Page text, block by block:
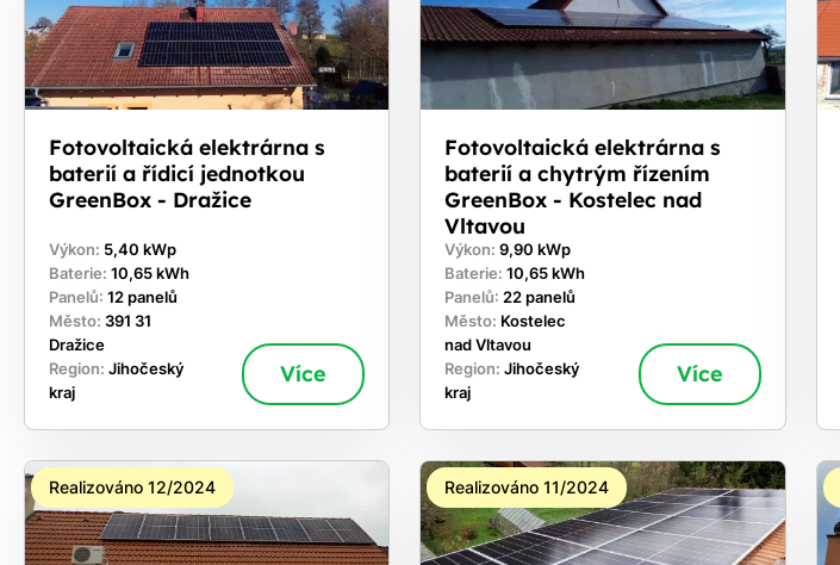
Fotovoltaická elektrárna s
baterií a řídicí jednotkou
GreenBox - Dražice
Výkon: 5,40 kWp
Baterie: 10,65 kWh
Panelů: 12 panelů
Město: 391 31
Dražice
Region: Jihočeský
kraj
Více
Fotovoltaická elektrárna s
baterií a chytrým řízením
GreenBox - Kostelec nad
Vltavou
Výkon:9,90 kWp
Baterie:10,65 kWh
Panelů: 22 panelů
Město: Kostelec
nad Vltavou
Region:Jihočeský
kraj
Více
Realizováno 12/2024 Realizováno 11/2024